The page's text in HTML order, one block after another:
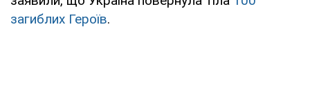
загиблих Героїв.